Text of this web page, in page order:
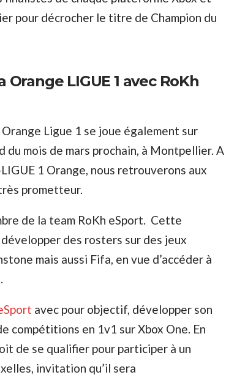
pour décrocher le titre de Champion du
LIGUE 1 avec RoKh
Ligue 1 se joue également sur
du mois de mars prochain, à Montpellier. A
1 Orange, nous retrouverons aux
prometteur.
de la team RoKh eSport. Cette
des rosters sur des jeux
mais aussi Fifa, en vue d’accéder à
avec pour objectif, développer son
compétitions en 1v1 sur Xbox One. En
de se qualifier pour participer à un
invitation qu’il sera